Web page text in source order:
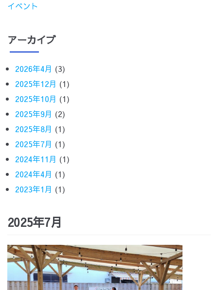
ウインド
ホームヘルプサン
かなで
さち風
イベント
アーカイブ
2026年4月 (3)
2025年12月 (1)
2025年10月 (1)
2025年9月 (2)
2025年8月 (1)
2025年7月 (1)
2024年11月 (1)
2024年4月 (1)
2023年1月 (1)
2025年7月